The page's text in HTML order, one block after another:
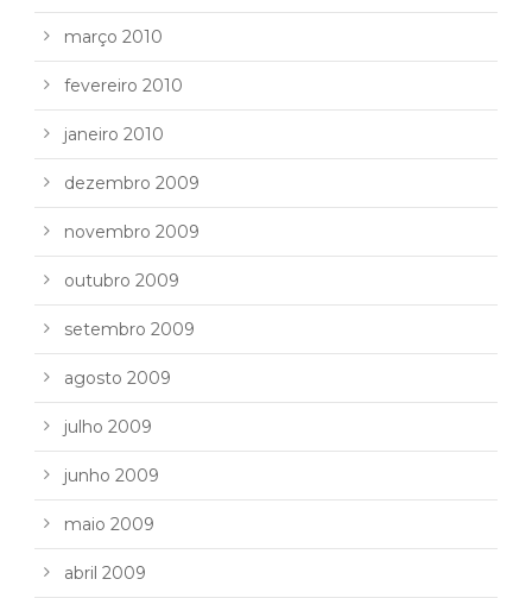
março 2010
fevereiro 2010
janeiro 2010
dezembro 2009
novembro 2009
outubro 2009
setembro 2009
agosto 2009
julho 2009
junho 2009
maio 2009
abril 2009